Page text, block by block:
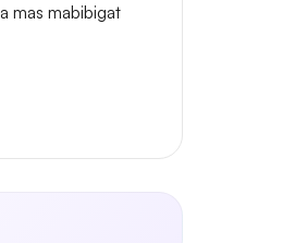
mas mabibigat